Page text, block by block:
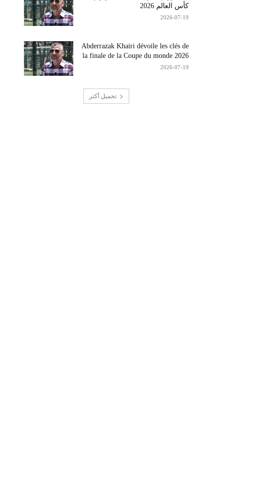
كأس العالم 2026
2026-07-19
Abderrazak Khairi dévoile les clés de
la finale de la Coupe du monde 2026
2026-07-19
تحميل أكثر